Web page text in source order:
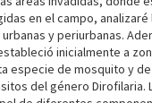
en el campo,
y periurbanas.
inicialmente a
especie de mosquito y
del género